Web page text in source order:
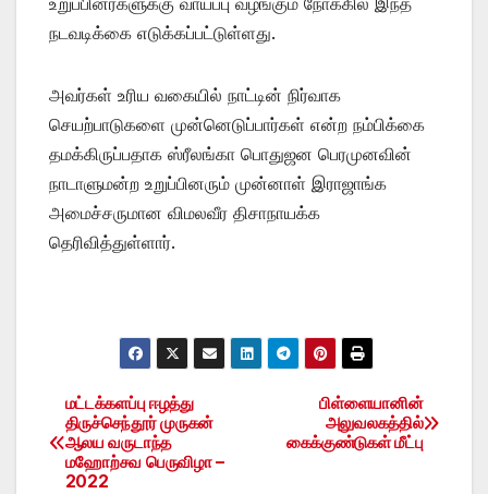
நடவடிக்கை எடுக்கப்பட்டுள்ளது.
அவர்கள் உரிய வகையில் நாட்டின் நிர்வாக
செயற்பாடுகளை முன்னெடுப்பார்கள் என்ற நம்பிக்கை
தமக்கிருப்பதாக ஸ்ரீலங்கா பொதுஜன பெரமுனவின்
நாடாளுமன்ற உறுப்பினரும் முன்னாள் இராஜாங்க
அமைச்சருமான விமலவீர திசாநாயக்க
தெரிவித்துள்ளார்.
Post
navigation
பிள்ளையானின்
அலுவலகத்தில்
கைக்குண்டுகள் மீட்பு
மட்டக்களப்பு ஈழத்து
திருச்செந்தூர் முருகன்
ஆலய வருடாந்த
மஹோற்சவ பெருவிழா –
2022